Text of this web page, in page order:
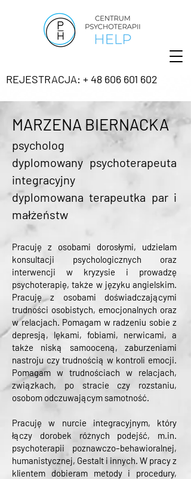
REJESTRACJA: + 48 606 601 602
MARZENA BIERNACKA
psycholog
dyplomowany psychoterapeuta
integracyjny
dyplomowana terapeutka par i
małżeństw
Pracuję z osobami dorosłymi, udzielam
konsultacji psychologicznych oraz
interwencji w kryzysie i prowadzę
psychoterapię, także w języku angielskim.
Pracuję z osobami doświadczającymi
trudności osobistych, emocjonalnych oraz
w relacjach. Pomagam w radzeniu sobie z
depresją, lękami, fobiami, nerwicami, a
także niską samooceną, zaburzeniami
nastroju czy trudnością w kontroli emocji.
Pomagam w trudnościach w relacjach,
związkach, po stracie czy rozstaniu,
osobom odczuwającym samotność.
Pracuję w nurcie integracyjnym, który
łączy dorobek różnych podejść, m.in.
psychoterapii poznawczo–behawioralnej,
humanistycznej, Gestalt i innych. W pracy z
klientem dobieram metody i procedury,